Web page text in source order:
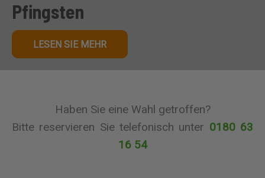
Pfingsten
LESEN SIE MEHR
Haben Sie eine Wahl getroffen?
Bitte reservieren Sie telefonisch unter 0180 63
16 54